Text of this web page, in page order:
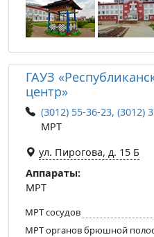
ГАУЗ
центр»
(3012) 55-36-23, (3012)
МРТ
ул. Пирогова, д. 15 Б
Аппараты:
МРТ
МРТ сосудов
МРТ органов брюшной